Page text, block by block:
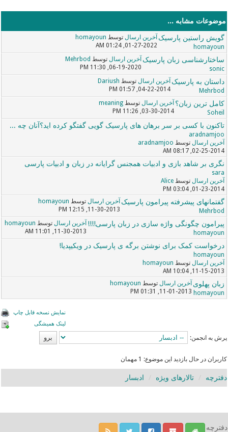
موضوعات مشابه ...
گویش راستین پارسیک
homayoun
آخرین ارسال توسط homayoun
01-27-2022, 01:24 AM
ساختارشناسی زبان پارسیک
sonic
آخرین ارسال توسط Mehrbod
06-19-2020, 11:30 PM
داستان به پارسیک
Mehrbod
آخرین ارسال توسط Dariush
04-22-2014, 01:57 PM
کامل ترین زبان؟
Soheil
آخرین ارسال توسطmeaning
03-30-2014, 11:26 PM
تاکنون با کسی بر سر برهان های پارسیک گویی گفتگو کرده اید؟آنان چه ...
aradnamjoo
آخرین ارسال توسط aradnamjoo
02-25-2014, 08:17 AM
نگری بر شاهد بازی و ادبیات همجنس گرایانه در زبان و ادبیات پارسی
sara
آخرین ارسال توسطAlice
01-23-2014, 03:04 PM
گفتمانهای پیشرفته پیرامون پارسیک
Mehrbod
آخرین ارسال توسط homayoun
11-30-2013, 12:15 PM
پیرامون چگونگی واژه سازی در زبان پارسی!!!!
homayoun
آخرین ارسال توسط homayoun
11-30-2013, 11:01 AM
درخواست کمک برای نوشتن برگه ی پارسیک در ویکیپدیا!
homayoun
آخرین ارسال توسط homayoun
11-15-2013, 10:04 AM
زبان پهلوی
homayoun
آخرین ارسال توسط homayoun
11-01-2013, 01:31 PM
نمایش نسخه قابل چاپ
لینک همیشگی
پرش به انجمن:
کاربران در حال بازدید این موضوع: 1 مهمان
دفترچه تالارهای ویژه ادبسار
دفترچه